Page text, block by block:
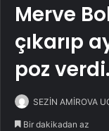
Merve
çıkarıp
poz verdi.
SEZİN AMİROVA
Bir dakikadan az